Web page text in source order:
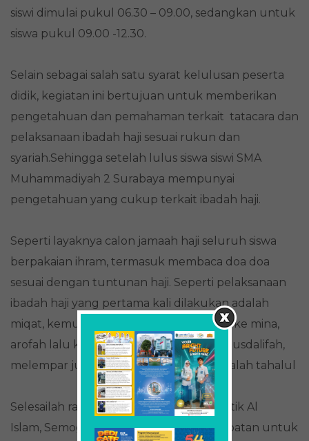
siswi dimulai pukul 06.30 – 09.00, sedangkan untuk
siswa pukul 09.00 -12.30.
Selain sebagai salah satu syarat kelulusan peserta
didik, kegiatan ini bertujuan untuk memberikan
pengetahuan dan pemahaman terkait tatacara dan
pelaksanaan ibadah haji sesuai rukun dan
syariah.Sehingga setelah lulus siswa siswi SMA
Muhammadiyah 2 Surabaya mempunyai
pengetahuan yang cukup terkait ibadah haji.
Seperti layaknya calon jamaah haji seluruh siswa
berpakaian ihram, termasuk membaca doa doa
sesuai dengan tuntunan haji. Seperti pelaksanaan
ibadah haji yang pertama kali dilakukan adalah
miqat, kemudian thawaf, sa’i dilanjutkan ke mina,
arofah lalu ke muzdalifah.setelah dari musdalifah,
melempar jumroh dan yang terahkir adalah tahalul
Selesailah rangkaian kegiatan ujian praktik Al
Islam, Semoga kelak mereka berkesempatan untuk